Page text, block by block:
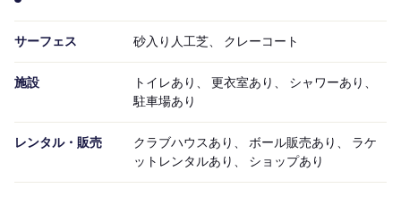
サーフェス 砂入り人工芝、 クレーコート
施設
トイレあり、 更衣室あり、 シャワーあり、
駐車場あり
レンタル・販売
クラブハウスあり、 ボール販売あり、 ラケ
ットレンタルあり、 ショップあり